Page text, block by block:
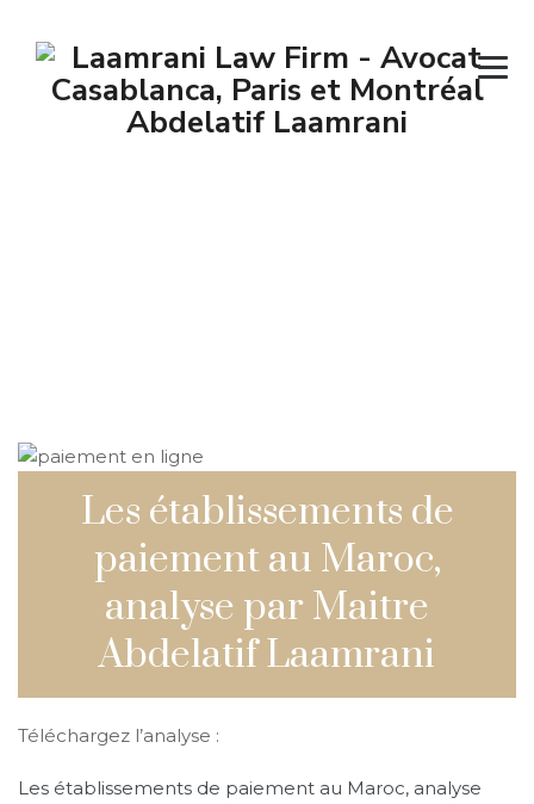
Les établissements de
paiement au Maroc,
analyse par Maitre
Abdelatif Laamrani
Téléchargez l’analyse :
Les établissements de paiement au Maroc, analyse